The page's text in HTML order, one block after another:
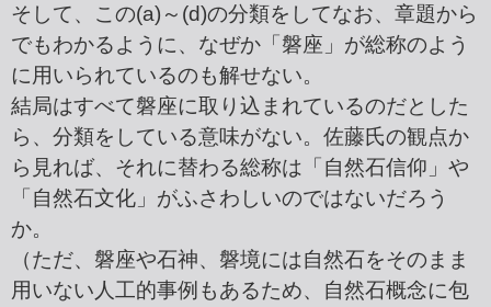
そして、この(a)～(d)の分類をしてなお、章題から
でもわかるように、なぜか「磐座」が総称のよう
に用いられているのも解せない。
結局はすべて磐座に取り込まれているのだとした
ら、分類をしている意味がない。佐藤氏の観点か
ら見れば、それに替わる総称は「自然石信仰」や
「自然石文化」がふさわしいのではないだろう
か。
（ただ、磐座や石神、磐境には自然石をそのまま
用いない人工的事例もあるため、自然石概念に包